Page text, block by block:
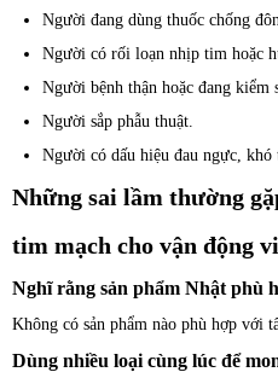
Người đang dùng thuốc chống
Người có rối loạn nhịp tim hoặc
Người bệnh thận hoặc đang kiểm
Người sắp phẫu thuật.
Người có dấu hiệu đau ngực, khó
Những sai lầm thường
tim mạch cho vận động
Nghĩ rằng sản phẩm Nhật phù
Không có sản phẩm nào phù hợp với
Dùng nhiều loại cùng lúc để